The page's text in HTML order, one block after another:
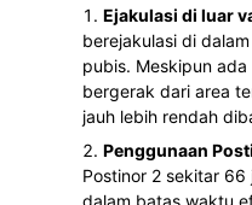
Ejakulasi di luar
berejakulasi di
pubis. Meskipun
bergerak dari area
jauh lebih rendah
Penggunaan
Postinor 2 sekitar